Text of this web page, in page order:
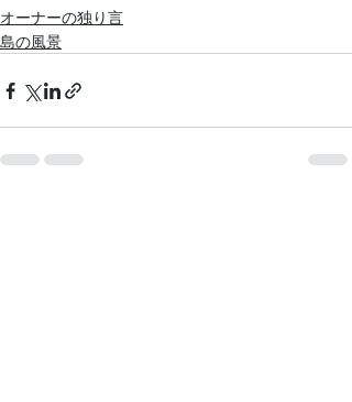
オーナーの独り言
島の風景